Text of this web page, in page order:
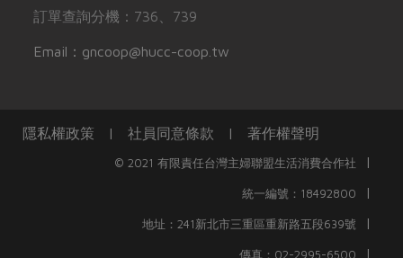
訂單查詢分機：736、739
Email：gncoop@hucc-coop.tw
隱私權政策 | 社員同意條款 | 著作權聲明
© 2021 有限責任台灣主婦聯盟生活消費合作社 |
統一編號：18492800 |
地址：241新北市三重區重新路五段639號 |
傳真：02-2995-6500 |